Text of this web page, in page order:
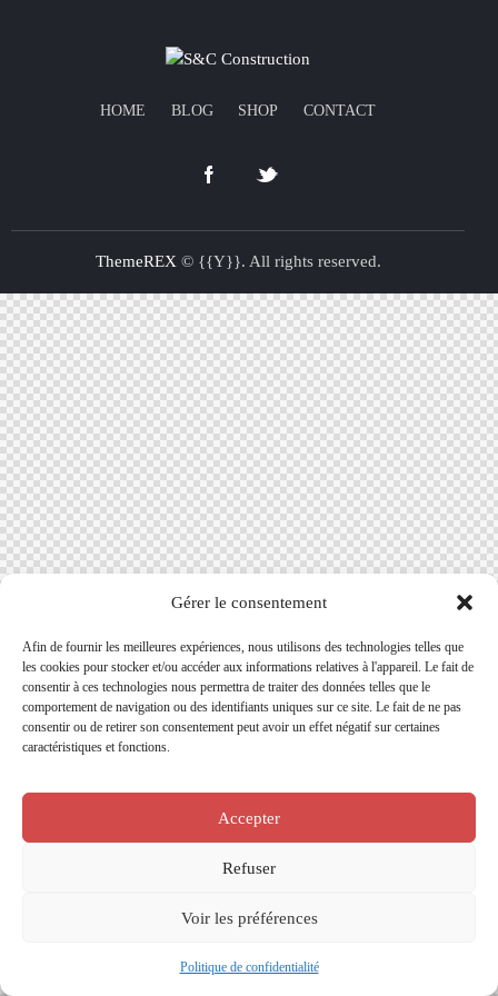
Gérer le consentement
Afin de fournir les meilleures expériences, nous utilisons des technologies telles que
les cookies pour stocker et/ou accéder aux informations relatives à l'appareil. Le fait de
consentir à ces technologies nous permettra de traiter des données telles que le
comportement de navigation ou des identifiants uniques sur ce site. Le fait de ne pas
consentir ou de retirer son consentement peut avoir un effet négatif sur certaines
caractéristiques et fonctions.
Accepter
Refuser
Voir les préférences
Politique de confidentialité​
HOME BLOG SHOP CONTACT
ThemeREX© {{Y}}. All rights reserved.